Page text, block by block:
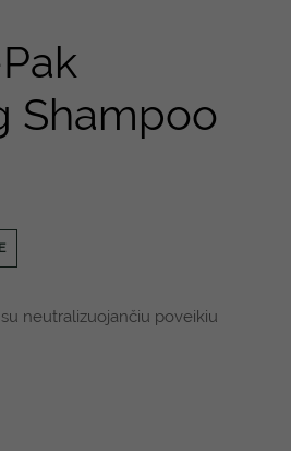
Shampoo
neutralizuojančiu poveikiu